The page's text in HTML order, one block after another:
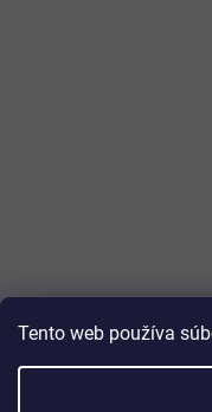
Tento web používa